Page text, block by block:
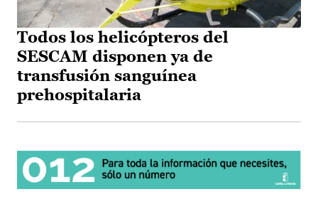
Todos los helicópteros del
SESCAM disponen ya de
transfusión sanguínea
prehospitalaria